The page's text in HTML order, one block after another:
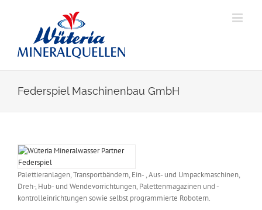
Federspiel Maschinenbau GmbH
View
Larger
Image
Palettieranlagen, Transportbändern, Ein- , Aus- und Umpackmaschinen,
Dreh-, Hub- und Wendevorrichtungen, Palettenmagazinen und -
kontrolleinrichtungen sowie selbst programmierte Robotern.